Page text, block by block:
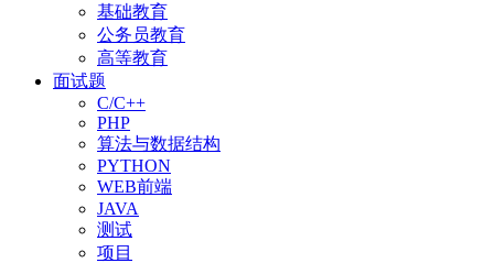
基础教育
公务员教育
高等教育
面试题
C/C++
PHP
算法与数据结构
PYTHON
WEB前端
JAVA
测试
项目